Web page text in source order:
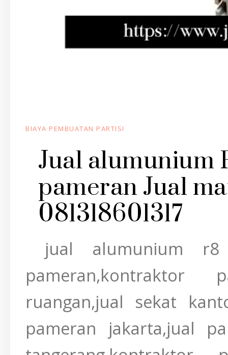
BIAYA PEMBUATAN PARTISI
Jual alumunium
pameran Jual
081318601317
jual alumunium
pameran,kontraktor
ruangan,jual sekat
pameran jakarta,jual